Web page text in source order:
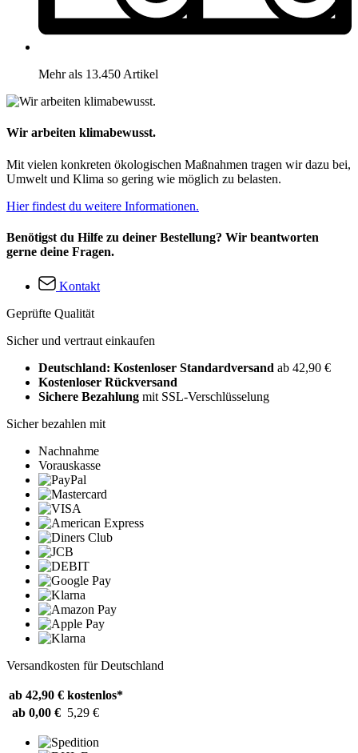
Mehr als 13.450 Artikel
Wir arbeiten klimabewusst.
Mit vielen konkreten ökologischen Maßnahmen tragen wir dazu bei,
Umwelt und Klima so gering wie möglich zu belasten.
Hier findest du weitere Informationen.
Benötigst du Hilfe zu deiner Bestellung? Wir beantworten
gerne deine Fragen.
Kontakt
Geprüfte Qualität
Sicher und vertraut einkaufen
Deutschland: Kostenloser Standardversand ab 42,90 €
Kostenloser Rückversand
Sichere Bezahlung mit SSL-Verschlüsselung
Sicher bezahlen mit
Nachnahme
Vorauskasse
Versandkosten für Deutschland
ab 42,90 € kostenlos*
ab 0,00 € 5,29 €